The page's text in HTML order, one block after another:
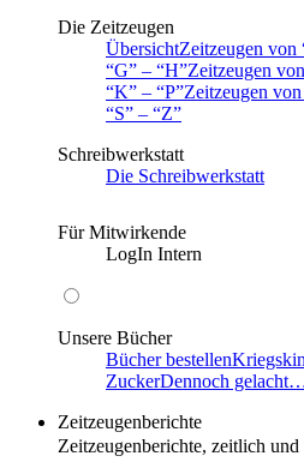
Die Zeitzeugen
ÜbersichtZeitzeugen von
G
– H Zeitzeugen von
K
– P Zeitzeugen von
S
–
Z
Schreibwerkstatt
Die Schreibwerkstatt
Für Mitwirkende
LogIn Intern
Unsere Bücher
Bücher bestellen
ZuckerDennoch
Zeitzeugenberichte
Zeitzeugenberichte, zeitlich